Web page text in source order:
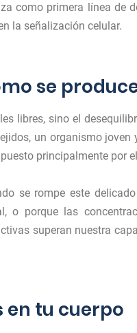
como primera línea de
la señalización celular.
se
libres, sino el
un organismo
principalmente por
se rompe este
o porque las
superan nuestra
en tu cuerpo